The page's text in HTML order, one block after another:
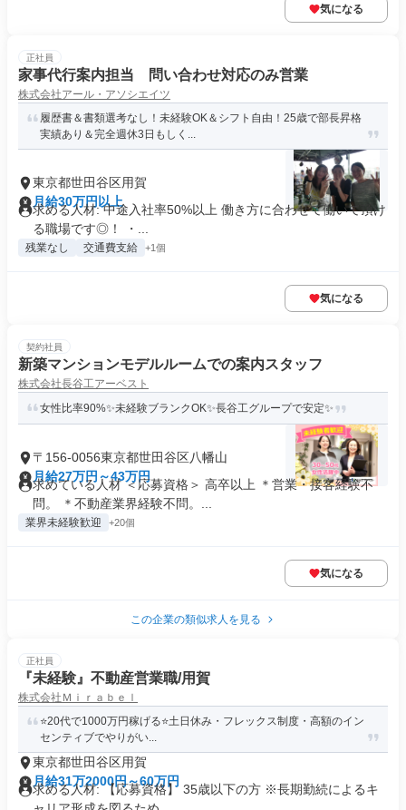
気になる
正社員
家事代行案内担当 問い合わせ対応のみ営業
株式会社アール・アソシエイツ
履歴書＆書類選考なし！未経験OK＆シフト自由！25歳で部長昇格
実績あり＆完全週休3日もしく...
東京都世田谷区用賀
月給30万円以上
求める人材: 中途入社率50%以上 働き方に合わせて働いて頂け
る職場です◎！ ・...
残業なし 交通費支給 +1個
気になる
契約社員
新築マンションモデルルームでの案内スタッフ
株式会社長谷工アーベスト
女性比率90%✨未経験ブランクOK✨長谷工グループで安定✨
〒156-0056東京都世田谷区八幡山
月給27万円～43万円
求めている人材 ＜応募資格＞ 高卒以上 ＊営業・接客経験不
問。 ＊不動産業界経験不問。...
業界未経験歓迎 +20個
気になる
この企業の類似求人を見る
正社員
『未経験』不動産営業職/用賀
株式会社Ｍｉｒａｂｅｌ
⭐️20代で1000万円稼げる⭐️土日休み・フレックス制度・高額のイン
センティブでやりがい...
東京都世田谷区用賀
月給31万2000円～60万円
求める人材: 【応募資格】 35歳以下の方 ※長期勤続によるキ